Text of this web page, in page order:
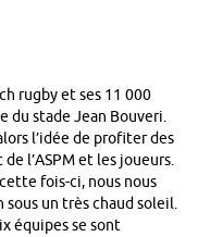
rugby et ses 11 000
du stade Jean Bouveri.
l’idée de profiter des
l’ASPM et les joueurs.
fois-ci, nous nous
un très chaud soleil.
équipes se sont